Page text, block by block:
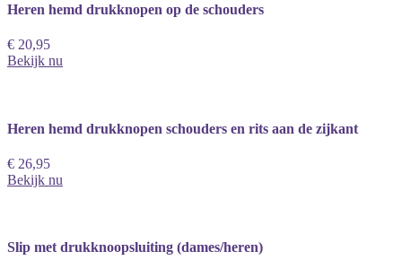
Heren hemd drukknopen op de schouders
€ 20,95
Bekijk nu
Heren hemd drukknopen schouders en rits aan de zijkant
€ 26,95
Bekijk nu
Slip met drukknoopsluiting (dames/heren)